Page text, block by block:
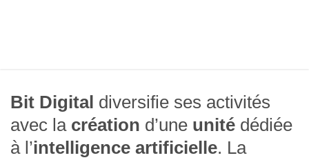
Bit Digital diversifie ses activités
avec la création d’une unité dédiée
à l’intelligence artificielle. La